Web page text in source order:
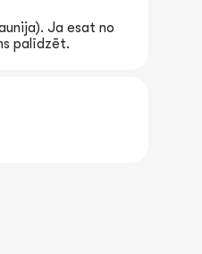
Ja esat no
palīdzēt.